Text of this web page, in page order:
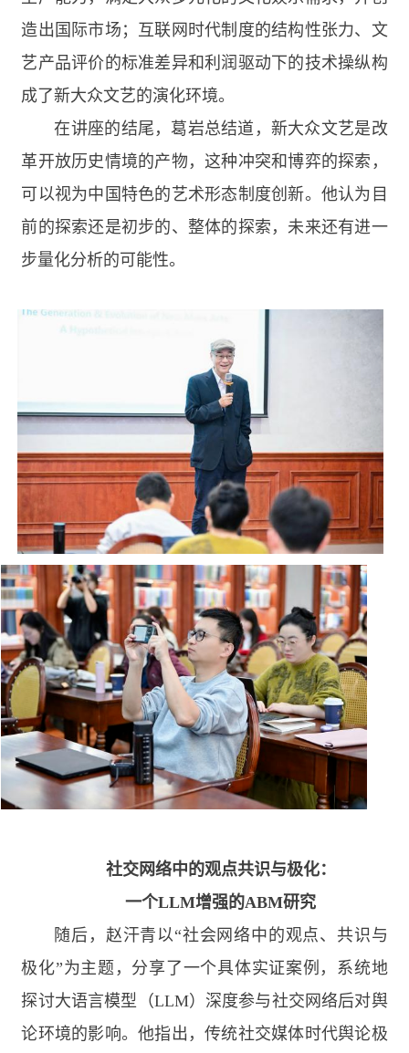
造出国际市场；互联网时代制度的结构性张力、文
艺产品评价的标准差异和利润驱动下的技术操纵构
成了新大众文艺的演化环境。
在讲座的结尾，葛岩总结道，新大众文艺是改
革开放历史情境的产物，这种冲突和博弈的探索，
可以视为中国特色的艺术形态制度创新。他认为目
前的探索还是初步的、整体的探索，未来还有进一
步量化分析的可能性。
社交网络中的观点共识与极化：
一个LLM增强的ABM研究
随后，赵汗青以“社会网络中的观点、共识与
极化”为主题，分享了一个具体实证案例，系统地
探讨大语言模型（LLM）深度参与社交网络后对舆
论环境的影响。他指出，传统社交媒体时代舆论极